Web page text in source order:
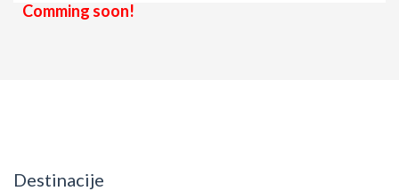
Comming soon!
Destinacije